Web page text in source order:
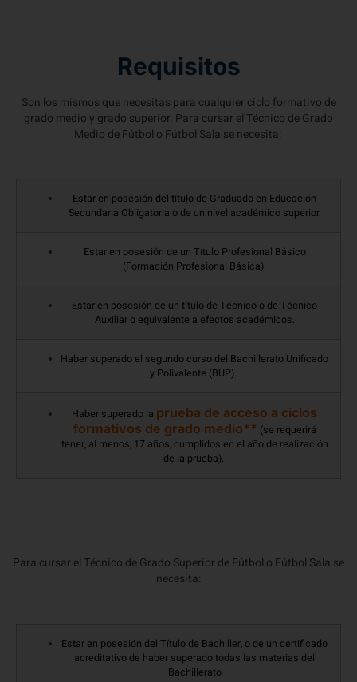
Requisitos
Son los mismos que necesitas para cualquier ciclo formativo de
grado medio y grado superior. Para cursar el Técnico de Grado
Medio de Fútbol o Fútbol Sala se necesita:
Estar en posesión del título de Graduado en Educación
Secundaria Obligatoria o de un nivel académico superior.
Estar en posesión de un Título Profesional Básico
(Formación Profesional Básica).
Estar en posesión de un título de Técnico o de Técnico
Auxiliar o equivalente a efectos académicos.
Haber superado el segundo curso del Bachillerato Unificado
y Polivalente (BUP).
Haber superado la prueba de acceso a ciclos
formativos de grado medio** (se requerirá
tener, al menos, 17 años, cumplidos en el año de realización
de la prueba).
Para cursar el Técnico de Grado Superior de Fútbol o Fútbol Sala se
necesita:
Estar en posesión del Título de Bachiller, o de un certificado
acreditativo de haber superado todas las materias del
Bachillerato